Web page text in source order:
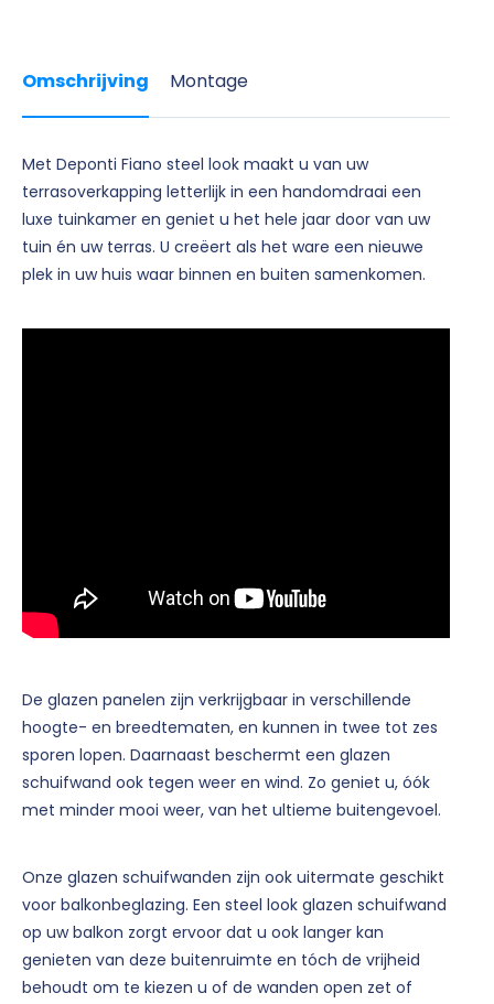
Omschrijving Montage
Met Deponti Fiano steel look maakt u van uw
terrasoverkapping letterlijk in een handomdraai een
luxe tuinkamer en geniet u het hele jaar door van uw
tuin én uw terras. U creëert als het ware een nieuwe
plek in uw huis waar binnen en buiten samenkomen.
De glazen panelen zijn verkrijgbaar in verschillende
hoogte- en breedtematen, en kunnen in twee tot zes
sporen lopen. Daarnaast beschermt een glazen
schuifwand ook tegen weer en wind. Zo geniet u, óók
met minder mooi weer, van het ultieme buitengevoel.
Onze glazen schuifwanden zijn ook uitermate geschikt
voor balkonbeglazing. Een steel look glazen schuifwand
op uw balkon zorgt ervoor dat u ook langer kan
genieten van deze buitenruimte en tóch de vrijheid
behoudt om te kiezen u of de wanden open zet of